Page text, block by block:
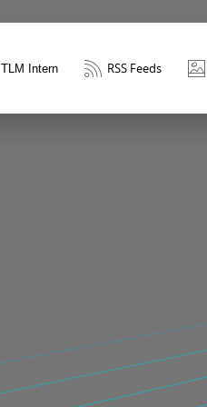
TLM Intern RSS Feeds